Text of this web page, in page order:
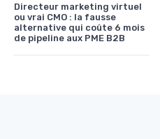
Directeur marketing virtuel
ou vrai CMO : la fausse
alternative qui coûte 6 mois
de pipeline aux PME B2B